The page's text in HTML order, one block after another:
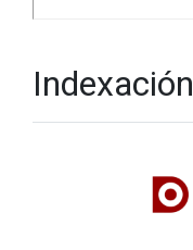
Indexación